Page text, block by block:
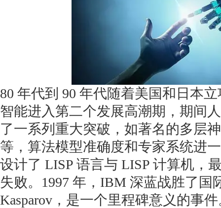
80 年代到 90 年代随着美国和日本
智能进入第二个发展高潮期，期间
了一系列重大突破，如著名的多层
等，算法模型准确度和专家系统进
设计了 LISP 语言与 LISP 计算机，
失败。1997 年，IBM 深蓝战胜了国
Kasparov，是一个里程碑意义的事